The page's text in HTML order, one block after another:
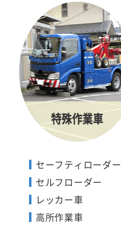
セーフティローダー
セルフローダー
レッカー車
高所作業車